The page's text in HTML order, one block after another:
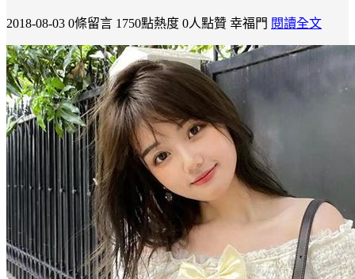
2018-08-03 0條留言 1750點熱度 0人點贊 幸福門 閱讀全文